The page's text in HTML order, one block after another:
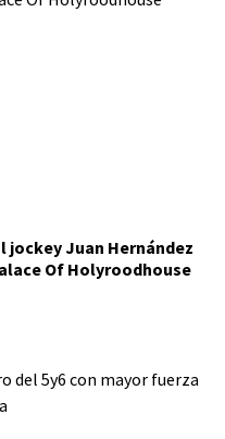
jockey Juan Hernández
Of Holyroodhouse